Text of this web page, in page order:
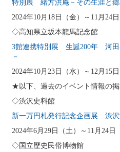
特別展 緒方洪庵－その生涯と郷
2024年10月18日（金）～11月24日
◇高知県立坂本龍馬記念館
3館連携特別展 生誕200年 河田
－
2024年10月23日（水）～12月15日
★以下、過去のイベント情報の掲
◇渋沢史料館
新一万円札発行記念企画展 渋
2024年6月29日（土）～11月24日
◇国立歴史民俗博物館